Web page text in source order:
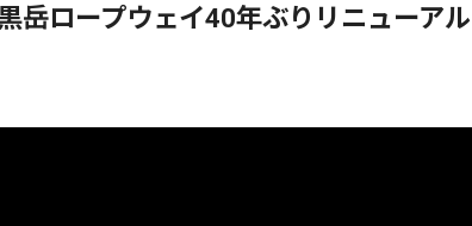
岳ロープウェイ40年ぶりリニューアル